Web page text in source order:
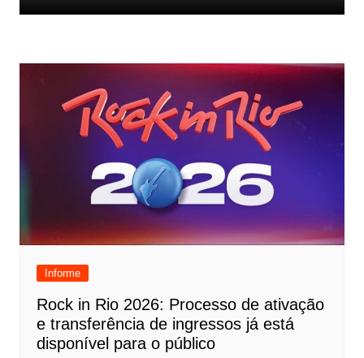
Informe
Rock in Rio 2026: Processo de ativação
e transferência de ingressos já está
disponível para o público